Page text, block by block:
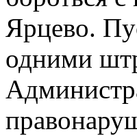
Ярцево.
одними